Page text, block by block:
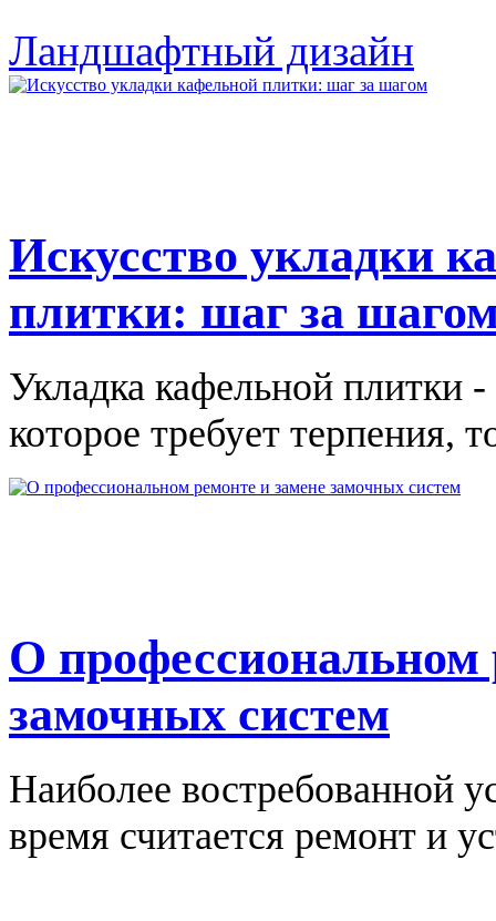
Ландшафтный дизайн
Искусство укладки
плитки: шаг за
Укладка кафельной плитки -
которое требует терпения,
О профессиональном
замочных систем
Наиболее востребованной
время считается ремонт и